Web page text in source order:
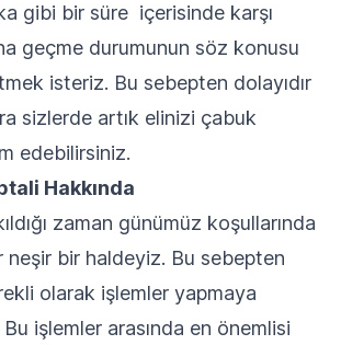
gibi bir süre içerisinde karşı
geçme durumunun söz konusu
isteriz. Bu sebepten dolayıdır
sizlerde artık elinizi çabuk
edebilirsiniz.
Hakkında
zaman günümüz koşullarında
neşir bir haldeyiz. Bu sebepten
olarak işlemler yapmaya
işlemler arasında en önemlisi